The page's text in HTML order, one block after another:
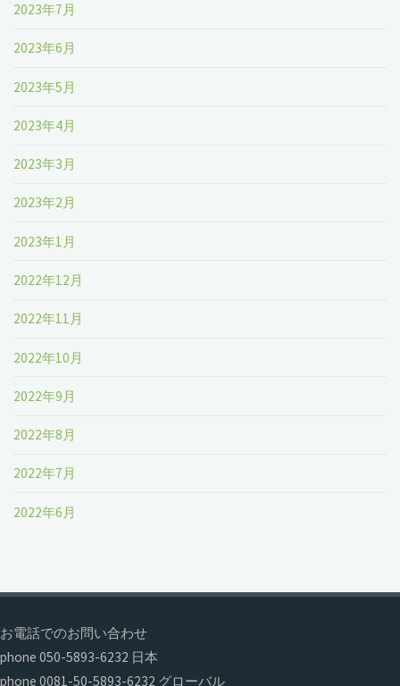
2023年7月
2023年6月
2023年5月
2023年4月
2023年3月
2023年2月
2023年1月
2022年12月
2022年11月
2022年10月
2022年9月
2022年8月
2022年7月
2022年6月
お電話でのお問い合わせ
phone 050-5893-6232 日本
phone 0081-50-5893-6232 グローバル